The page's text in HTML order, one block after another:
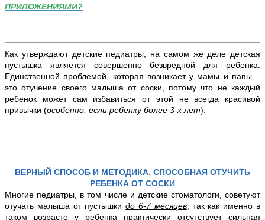
ПРИЛОЖЕНИЯМИ?
Как утверждают детские педиатры, на самом же деле детская
пустышка является совершенно безвредной для ребенка.
Единственной проблемой, которая возникает у мамы и папы –
это отучение своего малыша от соски, потому что не каждый
ребенок может сам избавиться от этой не всегда красивой
привычки (особенно, если ребенку более 3-х лет).
ВЕРНЫЙ СПОСОБ И МЕТОДИКА, СПОСОБНАЯ ОТУЧИТЬ
РЕБЕНКА ОТ СОСКИ
Многие педиатры, в том числе и детские стоматологи, советуют
отучать малыша от пустышкидо 6-7 месяцев, так как именно в
таком возрасте у ребенка практически отсутствует сильная